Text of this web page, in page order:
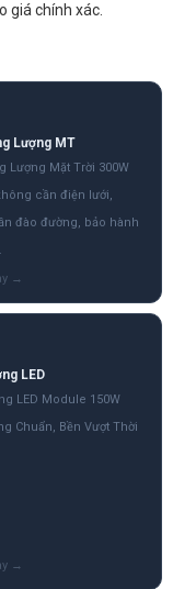
giá chính xác.
Lượng MT
Lượng Mặt Trời 300W
cần điện lưới,
đào đường, bảo hành
LED
LED Module 150W
Chuẩn, Bền Vượt Thời